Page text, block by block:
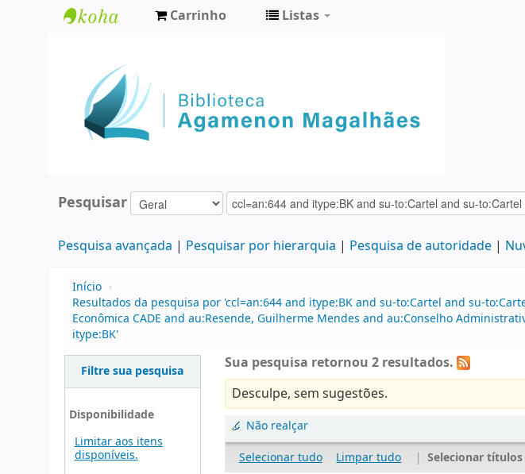
Agamenon
Magalhães
Carrinho Listas
Pesquisar
Pesquisa avançada Pesquisar por hierarquia Pesquisa de autoridade
Início ›
Resultados da pesquisa por 'ccl=an:644 and itype:BK and su-to:Cartel and su-
Econômica CADE and au:Resende, Guilherme Mendes and au:Conselho
itype:BK'
Filtre sua pesquisa
Disponibilidade
Limitar aos itens
disponíveis.
Sua pesquisa retornou 2 resultados.
Desculpe, sem sugestões.
Não realçar
Selecionar tudo
Limpar tudo | Selecionar títulos